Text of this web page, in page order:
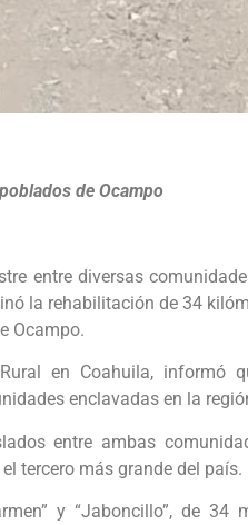
de Ocampo
entre diversas
la rehabilitación de 34
Ocampo.
en Coahuila, informó
enclavadas en la
entre ambas
tercero más grande del país.
y “Jaboncillo”, de 34